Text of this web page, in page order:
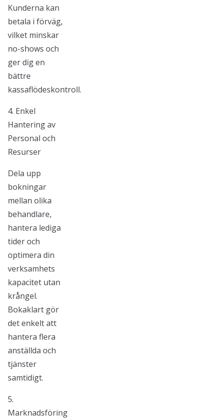
Kunderna kan
betala i förväg,
vilket minskar
no-shows och
ger dig en
bättre
kassaflödeskontroll.
4. Enkel
Hantering av
Personal och
Resurser
Dela upp
bokningar
mellan olika
behandlare,
hantera lediga
tider och
optimera din
verksamhets
kapacitet utan
krångel.
Bokaklart gör
det enkelt att
hantera flera
anställda och
tjänster
samtidigt.
5.
Marknadsföring